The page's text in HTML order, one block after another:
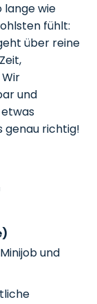
lange wie
fühlt:
über reine
und
genau richtig!
und